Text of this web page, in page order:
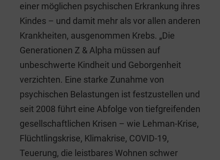
einer möglichen psychischen Erkrankung ihres
Kindes – und damit mehr als vor allen anderen
Krankheiten, ausgenommen Krebs. „Die
Generationen Z & Alpha müssen auf
unbeschwerte Kindheit und Geborgenheit
verzichten. Eine starke Zunahme von
psychischen Belastungen ist festzustellen und
seit 2008 führt eine Abfolge von tiefgreifenden
gesellschaftlichen Krisen – wie Lehman-Krise,
Flüchtlingskrise, Klimakrise, COVID-19,
Teuerung, die leistbares Wohnen schwer